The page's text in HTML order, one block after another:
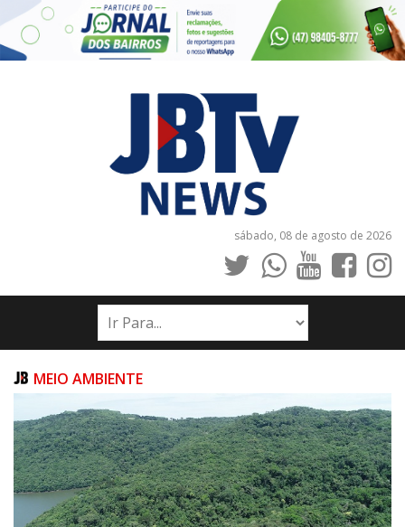
sábado, 08 de agosto de 2026
INÍCIO
NOTÍCIAS
JORNAIS
PUBLICAÇÕES LEGAIS
CONTATO
MEIO AMBIENTE